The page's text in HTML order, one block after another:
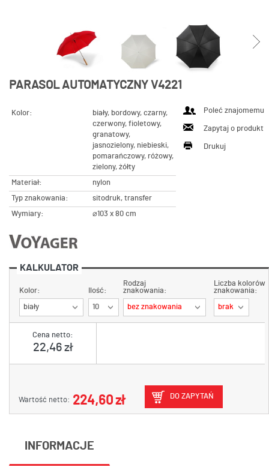
PARASOL AUTOMATYCZNY V4221
Kolor:
biały, bordowy, czarny,
czerwony, fioletowy,
granatowy,
jasnozielony, niebieski,
pomarańczowy, różowy,
zielony, żółty
Materiał:
nylon
Typ znakowania:
sitodruk, transfer
Wymiary:
⌀103 x 80 cm
Poleć znajomemu
Zapytaj o produkt
Drukuj
KALKULATOR
Cena netto:
22,46 zł
Wartość netto: 224,60 zł DO ZAPYTAŃ
Kolor:
biały
Ilość:
10
Rodzaj
znakowania:
bez znakowania
Liczba kolorów
znakowania:
brak
INFORMACJE